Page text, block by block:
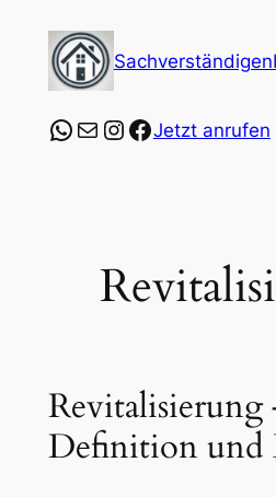
Inhalt
springen
https://wa.me/
E-MailInstagram
Facebook
Jetzt anrufen
Revitalisierung
Definition und